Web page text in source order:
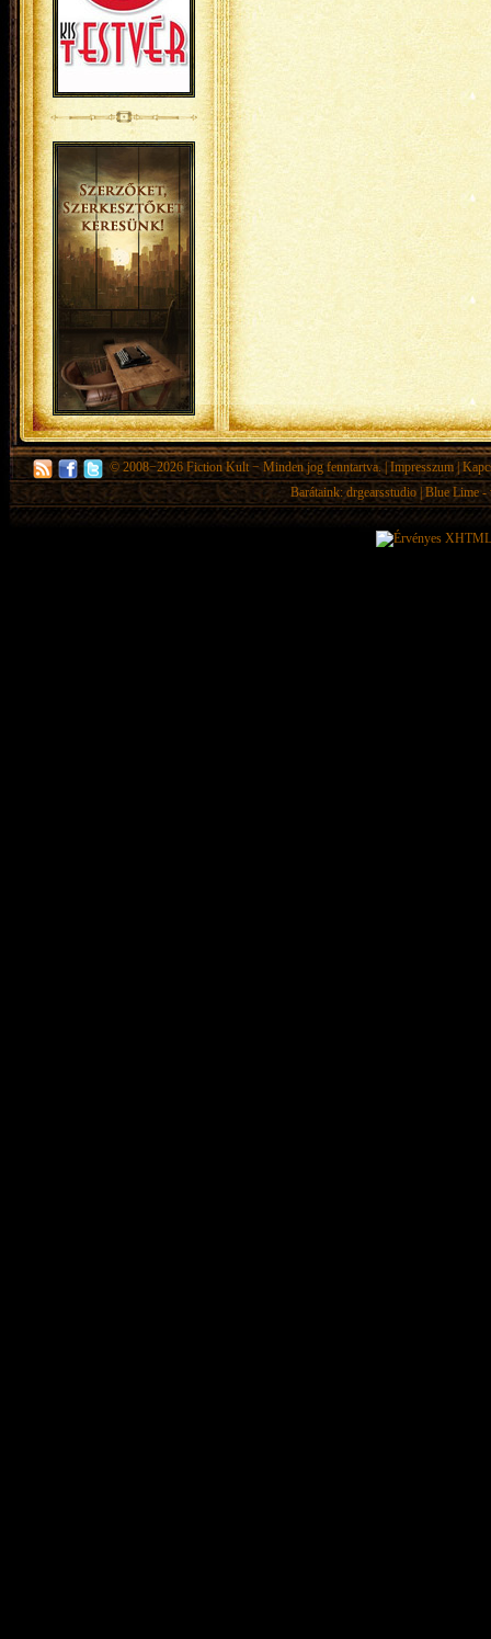
© 2008−2026 Fiction Kult − Minden jog fenntartva. | Impresszum|
Barátaink:drgearsstudio Blue Lime -